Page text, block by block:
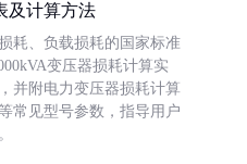
及计算方法
耗、负载损耗的国家标准
变压器损耗计算实
并附电力变压器损耗计算
常见型号参数，指导用户